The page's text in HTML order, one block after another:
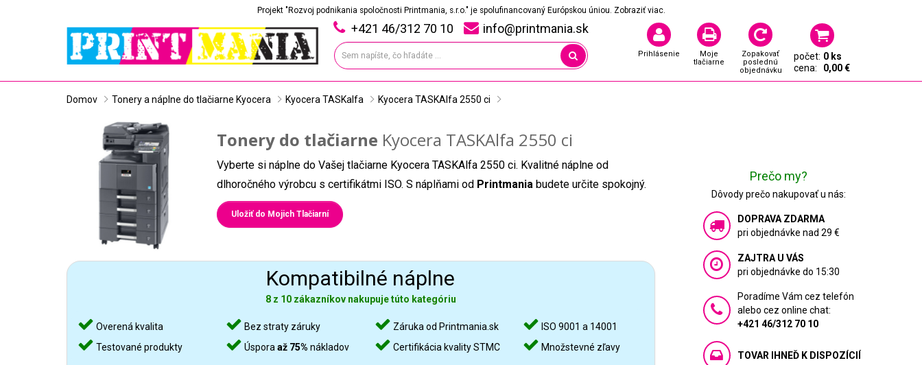
Projekt "Rozvoj podnikania spoločnosti Printmania, s.r.o." je spolufinancovaný Európskou úniou. Zobraziť viac.
+421 46/312 70 10 info@printmania.sk
Prihlásenie
Moje
tlačiarne
Zopakovať
poslednú
objednávku
počet: 0 ks
cena:
0,00 €
Domov Tonery a náplne do tlačiarne Kyocera Kyocera TASKalfa Kyocera TASKAlfa 2550 ci
Tonery do tlačiarne Kyocera TASKAlfa 2550 ci
Vyberte si náplne do Vašej tlačiarne Kyocera TASKAlfa 2550 ci. Kvalitné náplne od
dlhoročného výrobcu s certifikátmi ISO. S náplňami od Printmania budete určite spokojný.
Uložiť do Mojich Tlačiarní
Kompatibilné náplne
8 z 10 zákazníkov nakupuje túto kategóriu
Overená kvalita
Testované produkty
Bez straty záruky
Úsporaaž 75% nákladov
Záruka od Printmania.sk
Certifikácia kvality STMC
ISO 9001 a 14001
Množstevné zľavy
Prečo my?
Dôvody prečo nakupovať u nás:
DOPRAVA ZDARMA
pri objednávke nad 29 €
ZAJTRA U VÁS
pri objednávke do 15:30
Poradíme Vám cez telefón
alebo cez online chat:
+421 46/312 70 10
TOVAR IHNEĎ K DISPOZÍCIÍ